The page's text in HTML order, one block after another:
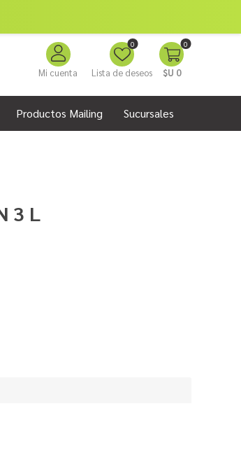
Mi cuenta Lista de deseos
0 0
$U 0
Productos Mailing Sucursales
3 L